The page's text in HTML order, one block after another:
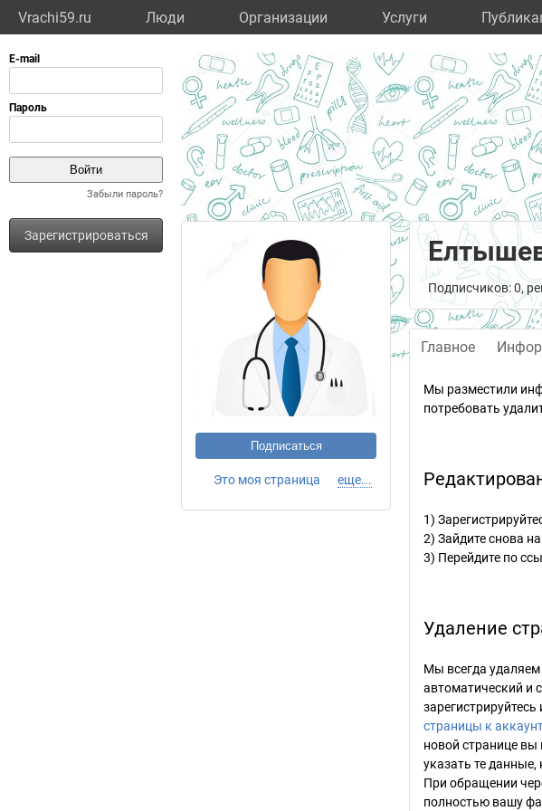
Vrachi59.ru Люди Организации Услуги
Забыли пароль?
Зарегистрироваться
Подписаться
Это моя страница еще...
Подписчиков: 0,
Главное
Мы разместили
потребовать
1)
2) Зайдите снова
3) Перейдите по
Удаление
Мы всегда
автоматический и
страницы к
новой странице
указать те
При обращении
полностью вашу